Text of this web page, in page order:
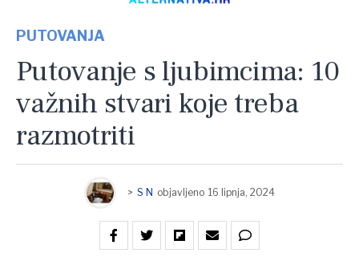
PUTOVANJA
Putovanje s ljubimcima: 10
važnih stvari koje treba
razmotriti
> S N objavljeno 16 lipnja, 2024